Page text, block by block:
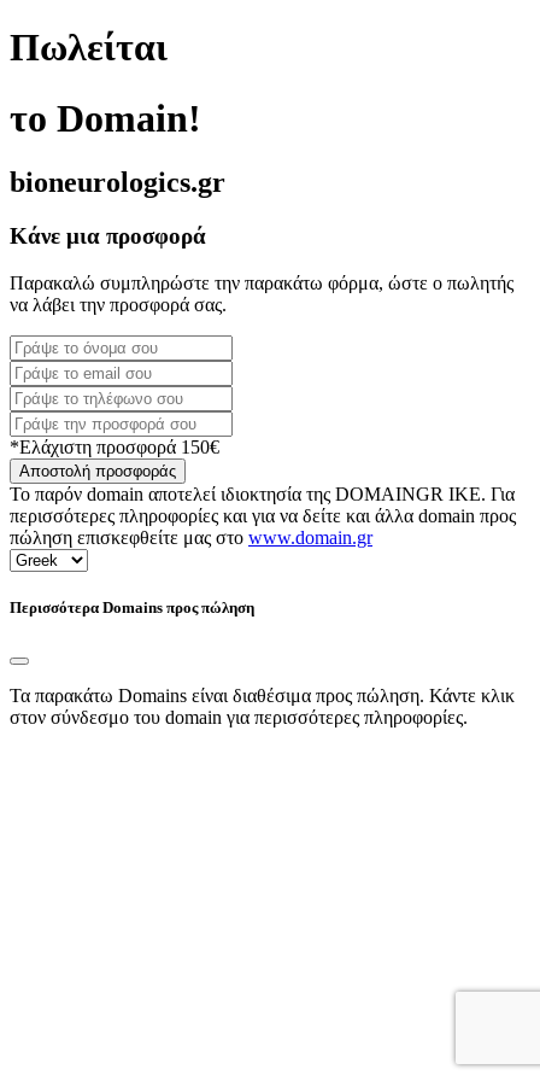
Πωλείται
το Domain!
bioneurologics.gr
Κάνε μια προσφορά
Παρακαλώ συμπληρώστε την παρακάτω φόρμα, ώστε ο πωλητής
να λάβει την προσφορά σας.
*Ελάχιστη προσφορά 150€
Αποστολή προσφοράς
Το παρόν domain αποτελεί ιδιοκτησία της DOMAINGR ΙΚΕ. Για
περισσότερες πληροφορίες και για να δείτε και άλλα domain προς
πώληση επισκεφθείτε μας στο www.domain.gr
Περισσότερα Domains προς πώληση
Τα παρακάτω Domains είναι διαθέσιμα προς πώληση. Κάντε κλικ
στον σύνδεσμο του domain για περισσότερες πληροφορίες.